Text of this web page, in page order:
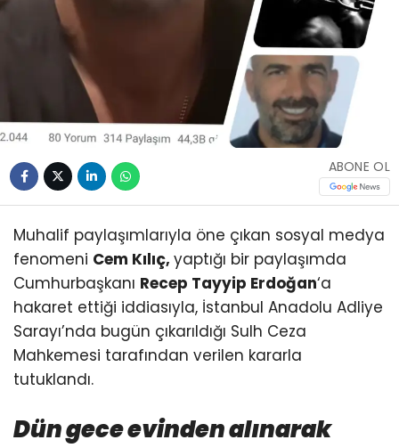
ABONE OL
Muhalif paylaşımlarıyla öne çıkan sosyal medya
fenomeni Cem Kılıç, yaptığı bir paylaşımda
Cumhurbaşkanı Recep Tayyip Erdoğan‘a
hakaret ettiği iddiasıyla, İstanbul Anadolu Adliye
Sarayı’nda bugün çıkarıldığı Sulh Ceza
Mahkemesi tarafından verilen kararla
tutuklandı.
Dün gece evinden alınarak